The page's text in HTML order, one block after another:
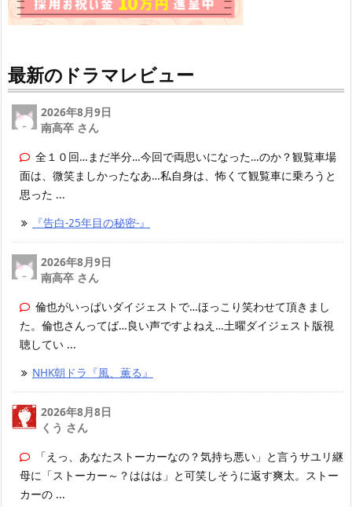
最新のドラマレビュー
2026年8月9日
南高卒 さん
全１０回…まだ半分…今回で両思いになった…のか？観覧車場
面は、微笑ましかったなあ…私自身は、怖くて観覧車に乗ろうと
思った ...
『告白-25年目の秘密-』
2026年8月9日
南高卒 さん
倫也がいっぱいダイジェストで…ほっこり笑わせて頂きまし
た。倫也さんってば…良い声ですよねえ…土曜ダイジェスト版視
聴してい ...
NHK朝ドラ『風、薫る』
2026年8月8日
くう さん
「えっ、あなたストーカーなの？気持ち悪い」と言うサユリ継
母に「ストーカー～？ははは」と可笑しそうに返す爽太。ストー
カーの ...